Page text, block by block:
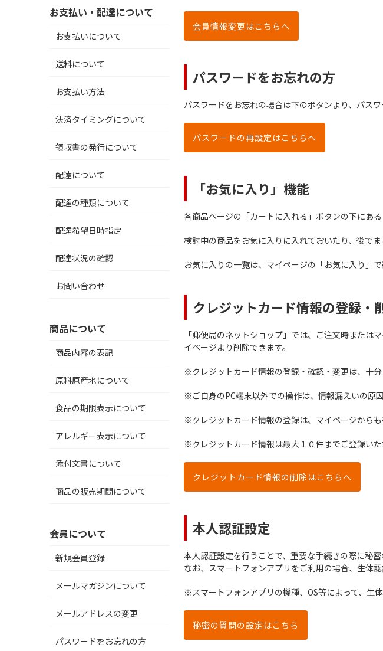
お支払い・配達について
お支払いについて
送料について
お支払い方法
決済タイミングについて
領収書の発行について
配達について
配達の種類について
配達希望日時指定
配達状況の確認
お問い合わせ
商品について
商品内容の表記
原料原産地について
食品の期限表示について
アレルギー表示について
添付文書について
商品の販売期間について
会員について
新規会員登録
メールマガジンについて
メールアドレスの変更
パスワードをお忘れの方
会員情報変更はこちらへ
パスワードをお忘れの方
パスワードをお忘れの場合は下のボタンより、パスワ
パスワードの再設定はこちらへ
「お気に入り」機能
各商品ページの「カートに入れる」ボタンの下にあ
検討中の商品をお気に入りに入れておいたり、後で
お気に入りの一覧は、マイページの「お気に入り」で
クレジットカード情報の登録・
「郵便局のネットショップ」では、ご注文時また
イページより削除できます。
※クレジットカード情報の登録・確認・変更は、十分
※ご自身のPC端末以外での操作は、情報漏えいの原
※クレジットカード情報の登録は、マイページからも
※クレジットカード情報は最大１０件までご登録いた
クレジットカード情報の削除はこちらへ
本人認証設定
本人認証設定を行うことで、重要な手続きの際に秘
なお、スマートフォンアプリをご利用の場合、生体
※スマートフォンアプリの機種、OS等によって、生
秘密の質問の設定はこちら